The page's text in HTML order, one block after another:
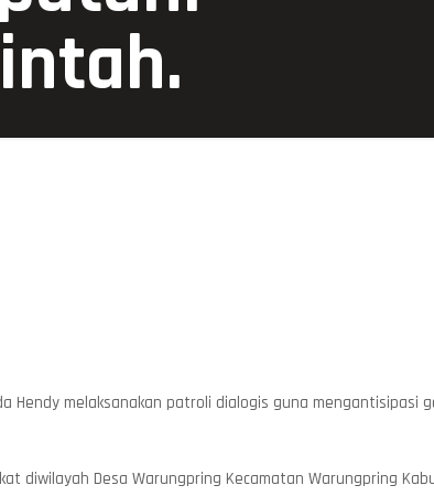
Hendy melaksanakan patroli dialogis guna
diwilayah Desa Warungpring Kecamatan Warungpring